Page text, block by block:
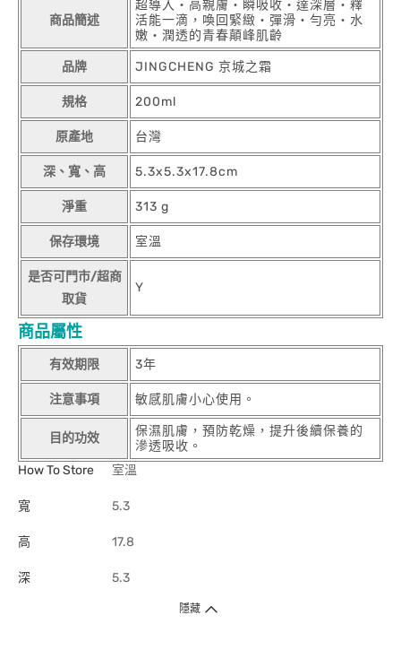
商品簡述
超導入‧高親膚‧瞬吸收‧達深層‧釋
活能一滴，喚回緊緻‧彈滑‧勻亮‧水
嫩‧潤透的青春顛峰肌齡
品牌 JINGCHENG 京城之霜
規格 200ml
原產地 台灣
深、寬、高 5.3x5.3x17.8cm
淨重 313 g
保存環境 室溫
是否可門市/超商
取貨
Y
商品屬性
有效期限 3年
注意事項 敏感肌膚小心使用。
目的功效
保濕肌膚，預防乾燥，提升後續保養的
滲透吸收。
How To Store
室溫
寬 5.3
高 17.8
深 5.3
隱藏